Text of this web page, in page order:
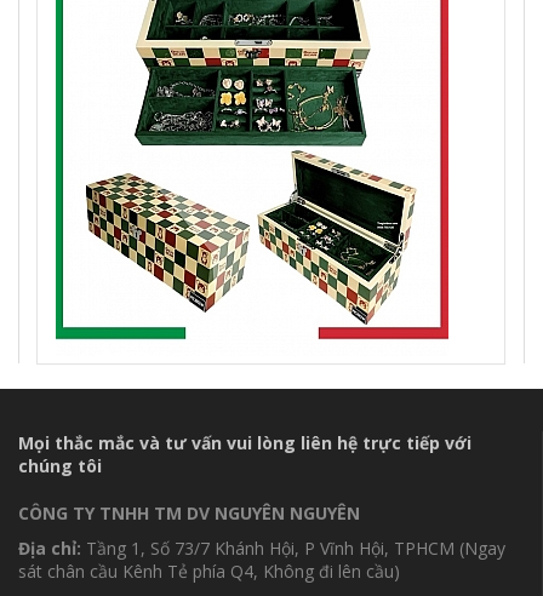
Mọi thắc mắc và tư vấn vui lòng liên hệ trực tiếp với
chúng tôi
CÔNG TY TNHH TM DV NGUYÊN NGUYÊN
Địa chỉ: Tầng 1, Số 73/7 Khánh Hội, P Vĩnh Hội, TPHCM (Ngay
sát chân cầu Kênh Tẻ phía Q4, Không đi lên cầu)